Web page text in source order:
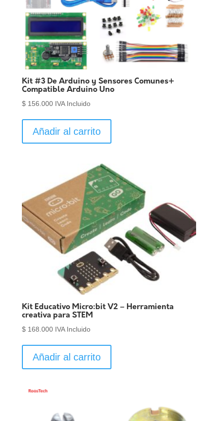
Kit #3 De Arduino y Sensores Comunes+
Compatible Arduino Uno
$156.000 IVA Incluido
Añadir al carrito
Kit Educativo Micro:bit V2 – Herramienta
creativa para STEM
$168.000 IVA Incluido
Añadir al carrito